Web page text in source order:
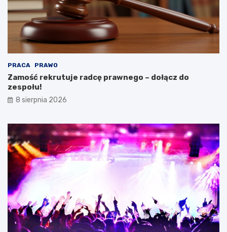
a
m
i
C
y
f
r
o
w
r
z
ł
a
2
.
d
o
z
p
o
ł
u
!
PRACA PRAWO
Zamość rekrutuje radcę prawnego – dołącz do
zespołu!
8 sierpnia 2026